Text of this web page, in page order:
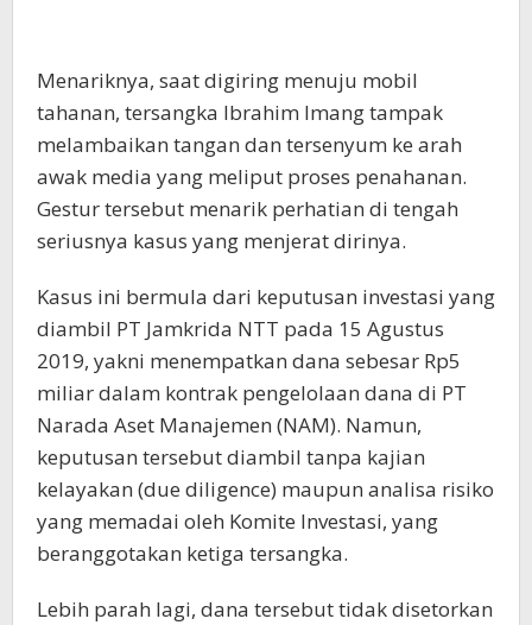
Menariknya, saat digiring menuju mobil
tahanan, tersangka Ibrahim Imang tampak
melambaikan tangan dan tersenyum ke arah
awak media yang meliput proses penahanan.
Gestur tersebut menarik perhatian di tengah
seriusnya kasus yang menjerat dirinya.
Kasus ini bermula dari keputusan investasi yang
diambil PT Jamkrida NTT pada 15 Agustus
2019, yakni menempatkan dana sebesar Rp5
miliar dalam kontrak pengelolaan dana di PT
Narada Aset Manajemen (NAM). Namun,
keputusan tersebut diambil tanpa kajian
kelayakan (due diligence) maupun analisa risiko
yang memadai oleh Komite Investasi, yang
beranggotakan ketiga tersangka.
Lebih parah lagi, dana tersebut tidak disetorkan